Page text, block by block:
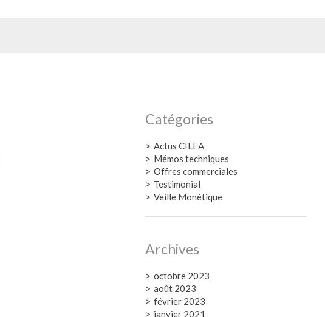
Catégories
Actus CILEA
Mémos techniques
Offres commerciales
Testimonial
Veille Monétique
Archives
octobre 2023
août 2023
février 2023
janvier 2021